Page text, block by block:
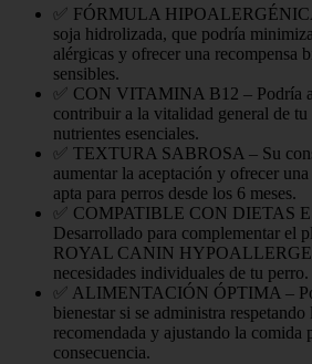
✅ FÓRMULA
soja hidrolizada, que podría
alérgicas y ofrecer una recompensa
sensibles.
✅ CON VITAMINA B12 – Podría
contribuir a la vitalidad general de
nutrientes esenciales.
✅ TEXTURA SABROSA – Su
aumentar la aceptación y ofrecer
apta para perros desde los 6 meses.
✅ COMPATIBLE CON DIETAS
Desarrollado para complementar el
ROYAL CANIN
necesidades individuales de tu perro.
✅ ALIMENTACIÓN ÓPTIMA –
bienestar si se administra
recomendada y ajustando la comida
consecuencia.